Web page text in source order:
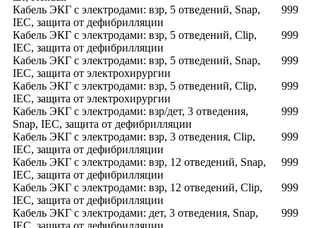
Кабель ЭКГ с электродами: взр, 5 отведений, Snap,
IEC, защита от дефибрилляции
999
Кабель ЭКГ с электродами: взр, 5 отведений, Clip,
IEC, защита от дефибрилляции
999
Кабель ЭКГ с электродами: взр, 5 отведений, Snap,
IEC, защита от электрохирургии
999
Кабель ЭКГ с электродами: взр, 5 отведений, Clip,
IEC, защита от электрохирургии
999
Кабель ЭКГ с электродами: взр/дет, 3 отведения,
Snap, IEC, защита от дефибрилляции
999
Кабель ЭКГ с электродами: взр, 3 отведения, Clip,
IEC, защита от дефибрилляции
999
Кабель ЭКГ с электродами: взр, 12 отведений, Snap,
IEC, защита от дефибрилляции
999
Кабель ЭКГ с электродами: взр, 12 отведений, Clip,
IEC, защита от дефибрилляции
999
Кабель ЭКГ с электродами: дет, 3 отведения, Snap,
IEC, защита от дефибрилляции
999